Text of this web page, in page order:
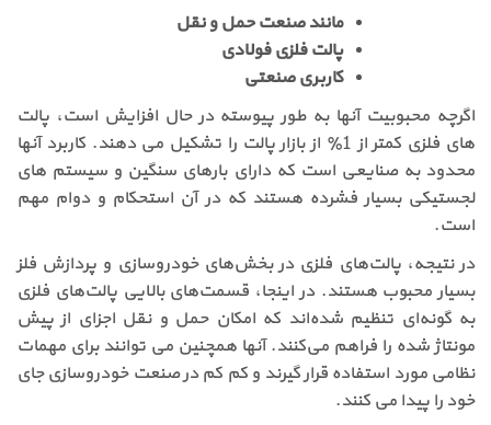
مانند صنعت حمل و نقل
پالت فلزی فولادی
کاربری صنعتی
اگرچه محبوبیت آنها به طور پیوسته در حال افزایش است، پالت
های فلزی کمتر از 1٪ از بازار پالت را تشکیل می دهند. کاربرد آنها
محدود به صنایعی است که دارای بارهای سنگین و سیستم های
لجستیکی بسیار فشرده هستند که در آن استحکام و دوام مهم
است.
در نتیجه، پالت‌های فلزی در بخش‌های خودروسازی و پردازش فلز
بسیار محبوب هستند. در اینجا، قسمت‌های بالایی پالت‌های فلزی
به گونه‌ای تنظیم شده‌اند که امکان حمل و نقل اجزای از پیش
مونتاژ شده را فراهم می‌کنند. آنها همچنین می توانند برای مهمات
نظامی مورد استفاده قرار گیرند و کم کم در صنعت خودروسازی جای
خود را پیدا می کنند.